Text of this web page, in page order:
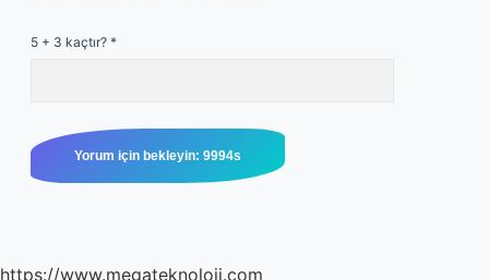
5 + 3 kaçtır? *
https://www.megateknoloji.com